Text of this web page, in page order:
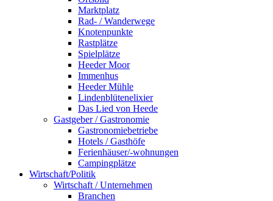
Marktplatz
Rad- / Wanderwege
Knotenpunkte
Rastplätze
Spielplätze
Heeder Moor
Immenhus
Heeder Mühle
Lindenblütenelixier
Das Lied von Heede
Gastgeber / Gastronomie
Gastronomiebetriebe
Hotels / Gasthöfe
Ferienhäuser/-wohnungen
Campingplätze
Wirtschaft/Politik
Wirtschaft / Unternehmen
Branchen